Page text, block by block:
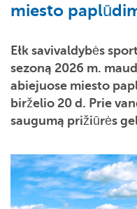
miesto
Ełk savivaldybės
sezoną 2026 m.
abiejuose miesto
birželio 20 d. Prie
saugumą prižiūrės